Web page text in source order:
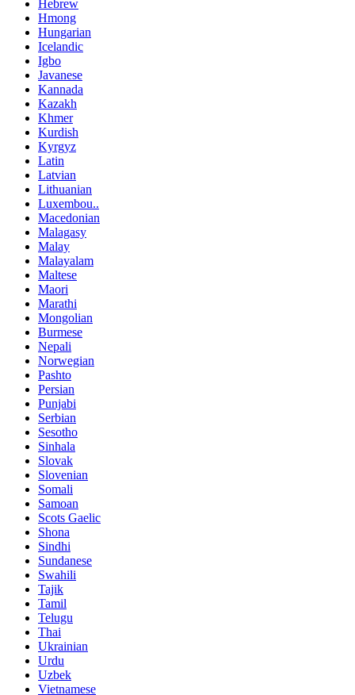
Hebrew
Hmong
Hungarian
Icelandic
Igbo
Javanese
Kannada
Kazakh
Khmer
Kurdish
Kyrgyz
Latin
Latvian
Lithuanian
Luxembou..
Macedonian
Malagasy
Malay
Malayalam
Maltese
Maori
Marathi
Mongolian
Burmese
Nepali
Norwegian
Pashto
Persian
Punjabi
Serbian
Sesotho
Sinhala
Slovak
Slovenian
Somali
Samoan
Scots Gaelic
Shona
Sindhi
Sundanese
Swahili
Tajik
Tamil
Telugu
Thai
Ukrainian
Urdu
Uzbek
Vietnamese